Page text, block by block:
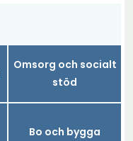
Omsorg och socialt
stöd
Bo och bygga